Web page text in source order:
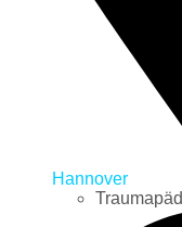
Hannover
Traumapäd